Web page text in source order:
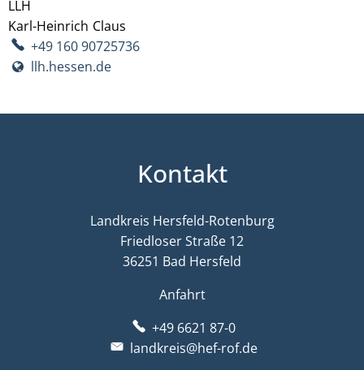
LLH
Karl-Heinrich Claus
+49 160 90725736
llh.hessen.de
Kontakt
Landkreis Hersfeld-Rotenburg
Friedloser Straße 12
36251 Bad Hersfeld
Anfahrt
+49 6621 87-0
landkreis@hef-rof.de